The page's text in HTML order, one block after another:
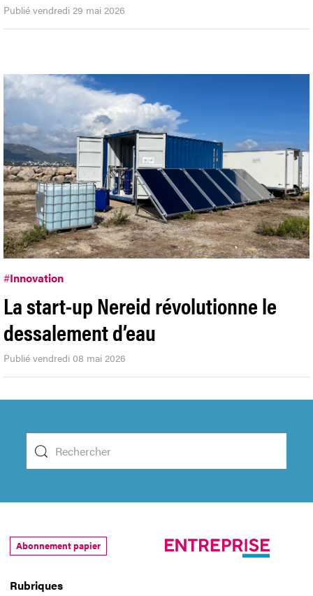
Publié vendredi 29 mai 2026
#Innovation
La start-up Nereid révolutionne le
dessalement d’eau
Publié vendredi 08 mai 2026
Rubriques
Abonnement papier